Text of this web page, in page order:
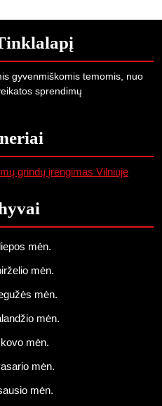
gyvenmiškomis temomis, nuo
sprendimų
grindų įrengimas Vilniuje
mėn.
mėn.
mėn.
mėn.
mėn.
mėn.
mėn.